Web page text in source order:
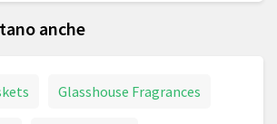
anche
Glasshouse Fragrances